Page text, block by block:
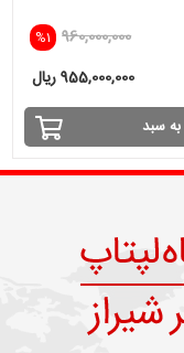
%1 960,000,000
955,000,000 ریال
سبد